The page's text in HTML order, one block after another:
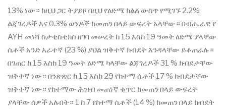
13% ነው። ከዚህ ጋር ትያይዞ በዚህ የዕድሜ ክልል ውስጥ የሚገኙ 2.2%
ልጃገረዶች እና 0.3% ወንዶች ከመጠን በላይ ውፍረት አላቸው። በብሔራዊ የ
AYH መነሻ ስታቲስቲክስ ዘገባ መሠረት ከ 15 እስከ 19 ዓመት ዕድሜ ያላቸው
ሴቶች አንድ አራተኛ (23 %) ያህል ዝቅተኛ ክብደት እንዳላቸው ይቆጠራሉ።
በገጠር ከ 15 እስከ 19 ዓመት ዕድሜ ካላቸው ልጃገረዶች 31 % ክብደታቸው
ዝቅተኛ ነው። በንጽጽር ከ 15 እስከ 29 የከተማ ሴቶች 17 % ክብደታቸው
ዝቅተኛ ነው። የከተማው ሕዝብ መጠነኛ ቁጥር ከመጠን በላይ ውፍረት
ያላቸው ሰዎች አሉበት። 1 ከ 7 የከተማ ሴቶች (14 %) ከመጠን በላይ ክብደት